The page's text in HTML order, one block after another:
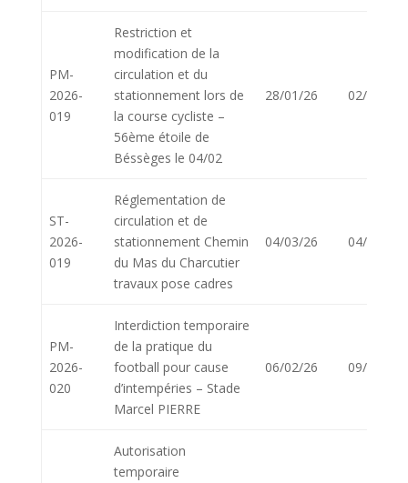
PM-
2026-
019
Restriction et
modification de la
circulation et du
stationnement lors de
la course cycliste –
56ème étoile de
Béssèges le 04/02
28/01/26 02/02/26
ST-
2026-
019
Réglementation de
circulation et de
stationnement Chemin
du Mas du Charcutier
travaux pose cadres
04/03/26 04/03/26
PM-
2026-
020
Interdiction temporaire
de la pratique du
football pour cause
d’intempéries – Stade
Marcel PIERRE
06/02/26 09/02/26
Autorisation
temporaire